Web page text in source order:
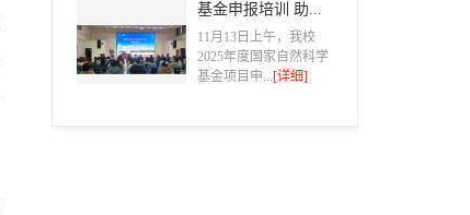
基金申报培训 助...
11月13日上午，我校
2025年度国家自然科学
基金项目申...[详细]